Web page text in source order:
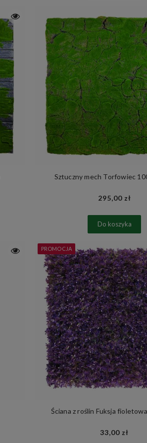
Sztuczny mech Torfowiec
295,00 zł
Do koszyka
Ściana z roślin Fuksja
33,00 zł
PROMOCJA